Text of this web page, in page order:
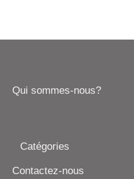
Qui sommes-nous?
Catégories
Contactez-nous